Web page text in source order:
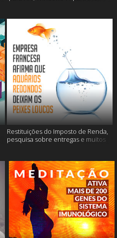
Restituições do Imposto de Renda,
pesquisa sobre entregas e muitos